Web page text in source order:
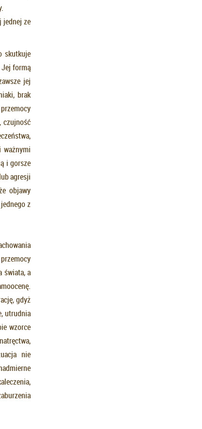
jednej ze
skutkuje
formą
jej
brak
czujność
i gorsze
agresji
objawy
z
świata, a
gdyż
utrudnia
wzorce
nie